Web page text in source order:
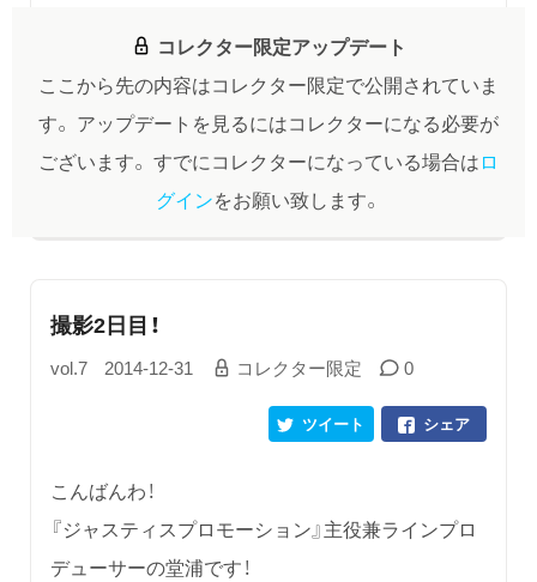
コレクター限定アップデート
ここから先の内容はコレクター限定で公開されていま
す。 アップデートを見るにはコレクターになる必要が
ございます。 すでにコレクターになっている場合はロ
グインをお願い致します。
撮影2日目！
vol.7 2014-12-31 コレクター限定 0
シェア
ツイート
こんばんわ！
『ジャスティスプロモーション』主役兼ラインプロ
デューサーの堂浦です！